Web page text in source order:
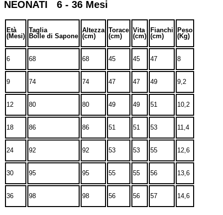
NEONATI 6 - 36 Mesi
Età
(Mesi)
Taglia
Bolle di Sapone
Altezza
(cm)
Torace
(cm)
Vita
(cm)
Fianchi
(cm)
Peso
(Kg)
6 68 68 45 45 47 8
9 74 74 47 47 49 9,2
12 80 80 49 49 51 10,2
18 86 86 51 51 53 11,4
24 92 92 53 53 55 12,6
30 95 95 55 55 56 13,6
36 98 98 56 56 57 14,6